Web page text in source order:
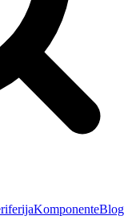
KomponenteBlog